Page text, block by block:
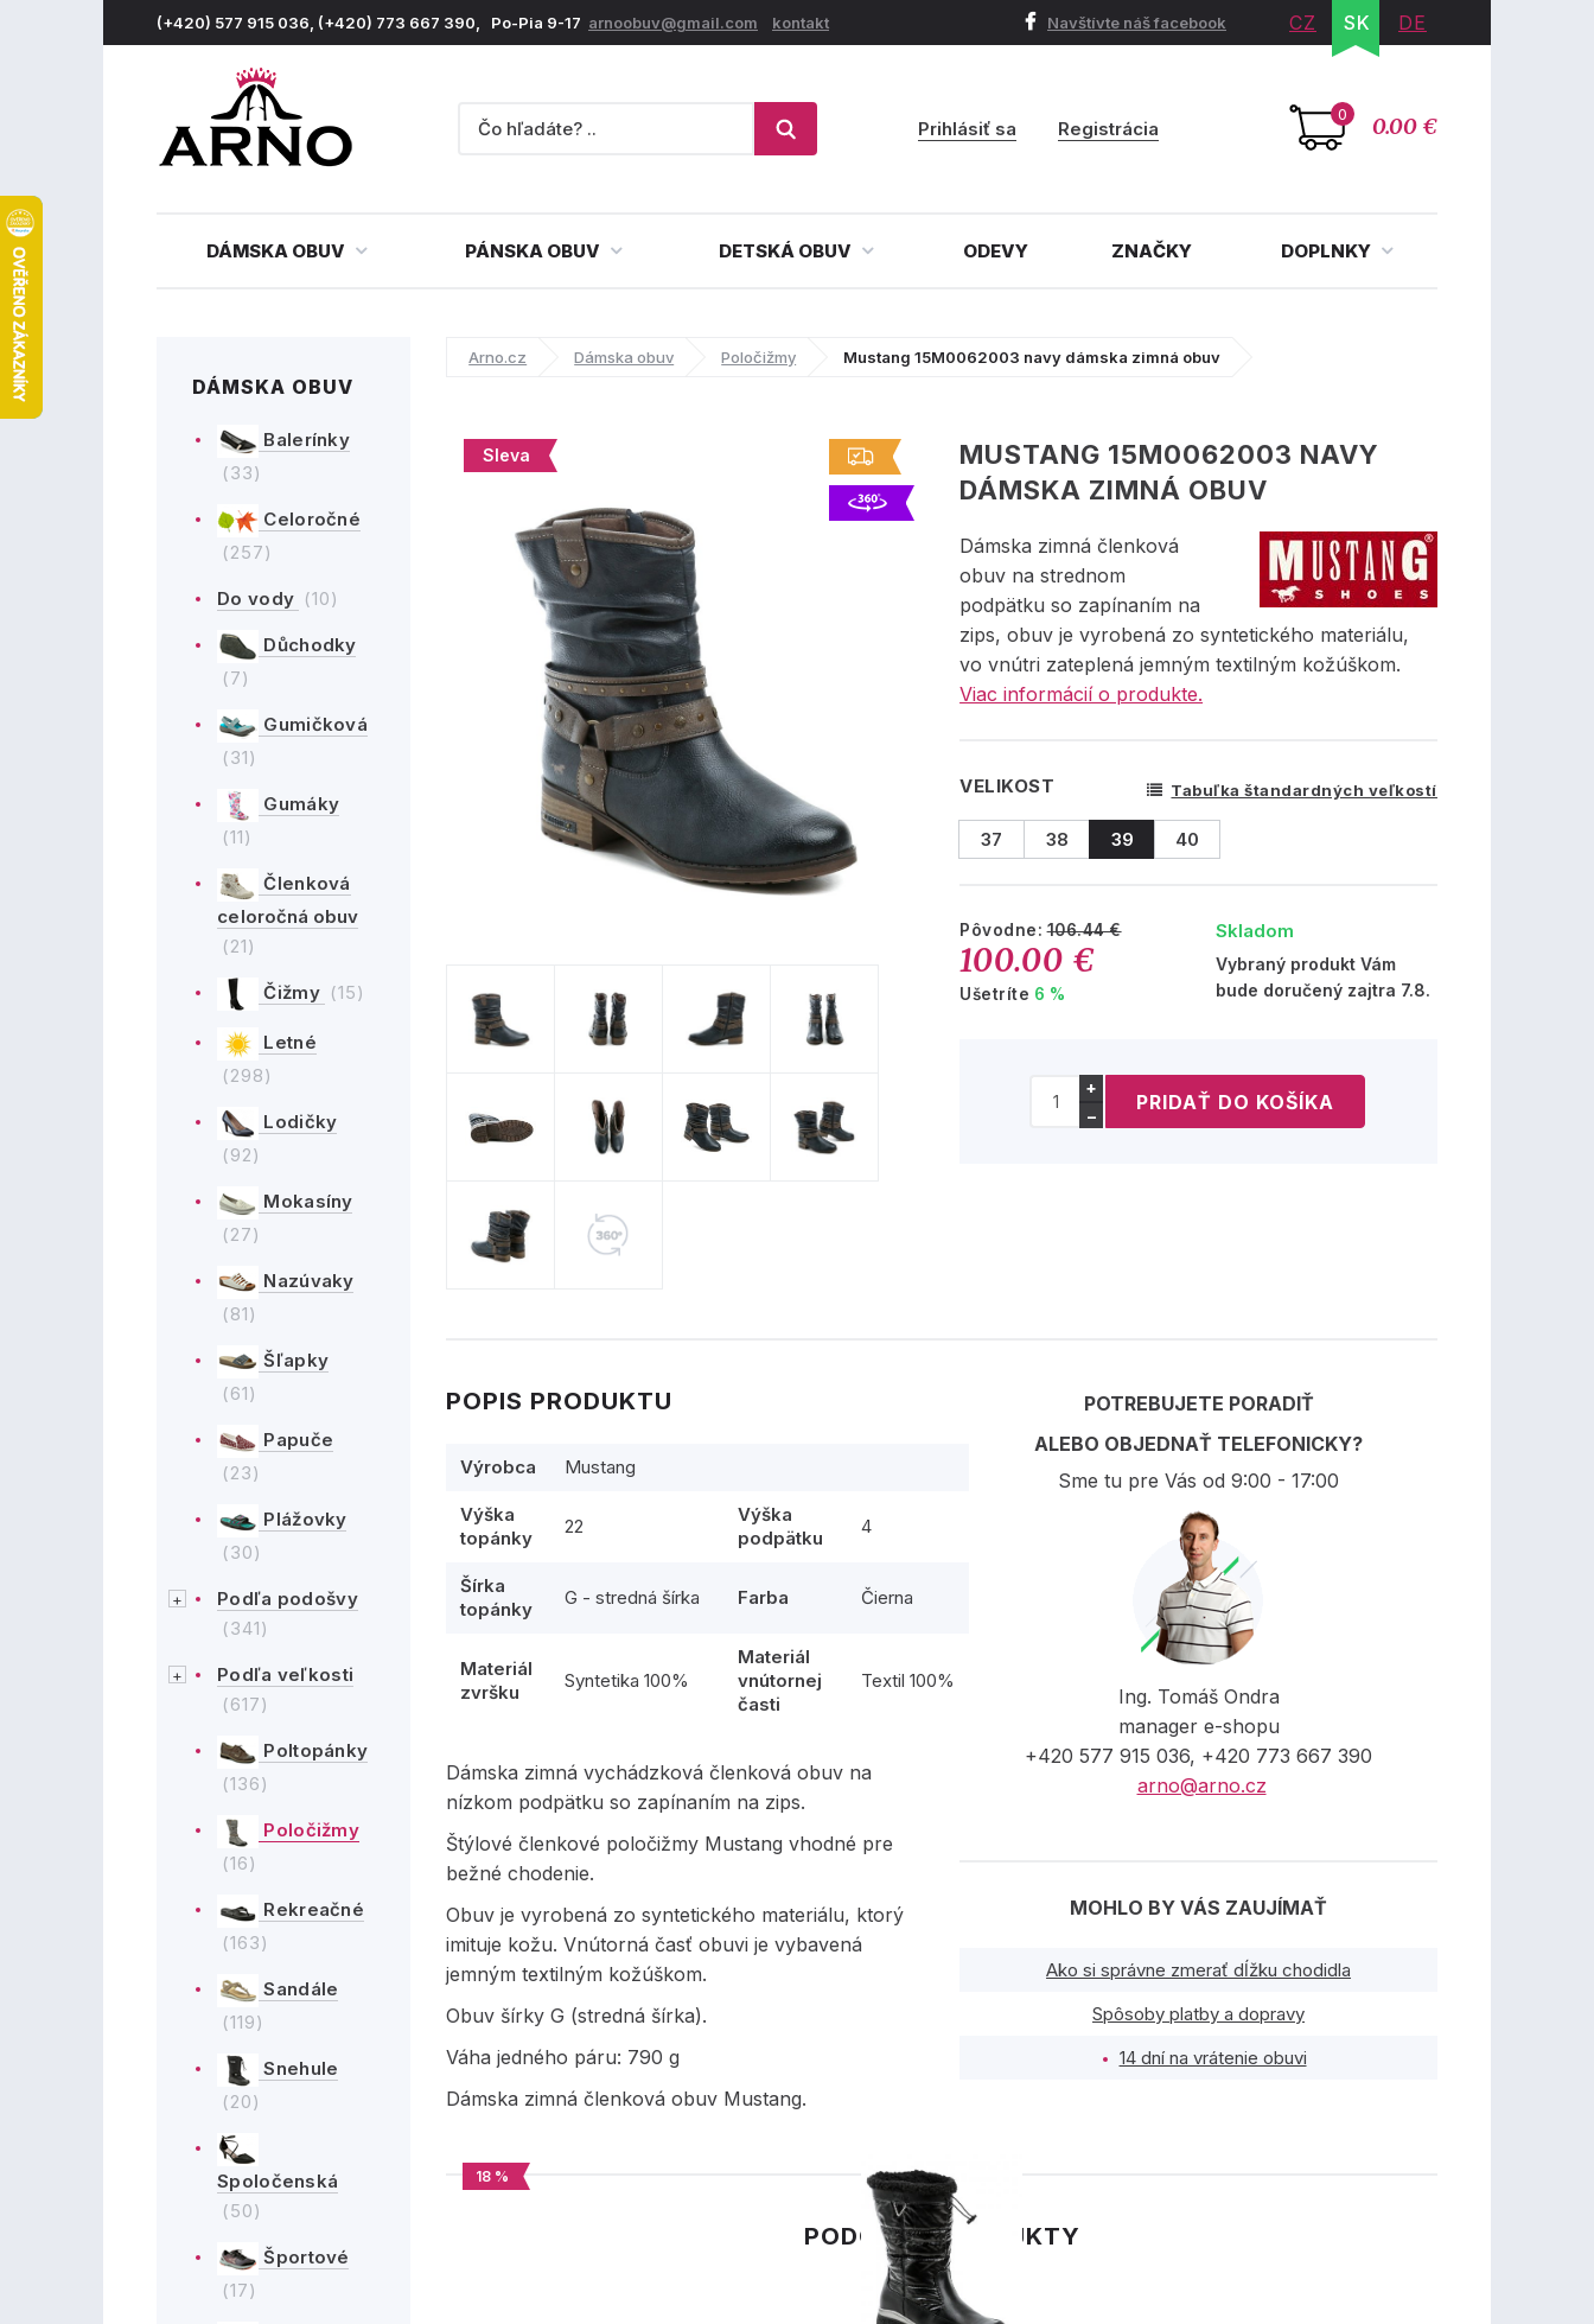
(+420) 577 915 036, (+420) 773 667 390, Po-Pia 9-17 arnoobuv@gmail.com kontakt Navštívte náš facebook CZ SK DE
0 0.00 €
Prihlásiť sa Registrácia
DÁMSKA OBUV PÁNSKA OBUV DETSKÁ OBUV ODEVY ZNAČKY DOPLNKY
DÁMSKA OBUV
Balerínky
(33)
Celoročné
(257)
Do vody (10)
Důchodky
(7)
Gumičková
(31)
Gumáky
(11)
Členková
celoročná obuv
(21)
Čižmy (15)
Letné
(298)
Lodičky
(92)
Mokasíny
(27)
Nazúvaky
(81)
Šľapky
(61)
Papuče
(23)
Plážovky
(30)
Podľa podošvy
(341)
Podľa veľkosti
(617)
Poltopánky
(136)
Poločižmy
(16)
Rekreačné
(163)
Sandále
(119)
Snehule
(20)
Spoločenská
(50)
Športové
(17)
Arno.cz Dámska obuv Poločižmy Mustang 15M0062003 navy dámska zimná obuv
Sleva
MUSTANG 15M0062003 NAVY
DÁMSKA ZIMNÁ OBUV
Dámska zimná členková
obuv na strednom
podpätku so zapínaním na
zips, obuv je vyrobená zo syntetického materiálu,
vo vnútri zateplená jemným textilným kožúškom.
Viac informácií o produkte.
VELIKOST Tabuľka štandardných veľkostí
37 38 39 40
Pôvodne:106.44 €
100.00 €
Ušetríte 6 %
Skladom
Vybraný produkt Vám
bude doručený zajtra 7.8.
+
−
POPIS PRODUKTU
Výrobca Mustang
Výška
topánky
22
Výška
podpätku
4
Šírka
topánky
G - stredná šírka Farba Čierna
Materiál
zvršku
Syntetika 100%
Materiál
vnútornej
časti
Textil 100%
Dámska zimná vychádzková členková obuv na
nízkom podpätku so zapínaním na zips.
Štýlové členkové poločižmy Mustang vhodné pre
bežné chodenie.
Obuv je vyrobená zo syntetického materiálu, ktorý
imituje kožu. Vnútorná časť obuvi je vybavená
jemným textilným kožúškom.
Obuv šírky G (stredná šírka).
Váha jedného páru: 790 g
Dámska zimná členková obuv Mustang.
POTREBUJETE PORADIŤ
ALEBO OBJEDNAŤ TELEFONICKY?
Sme tu pre Vás od 9:00 - 17:00
Ing. Tomáš Ondra
manager e-shopu
+420 577 915 036, +420 773 667 390
arno@arno.cz
MOHLO BY VÁS ZAUJÍMAŤ
Ako si správne zmerať dĺžku chodidla
Spôsoby platby a dopravy
14 dní na vrátenie obuvi
PODOBNÉ PRODUKTY
18 %